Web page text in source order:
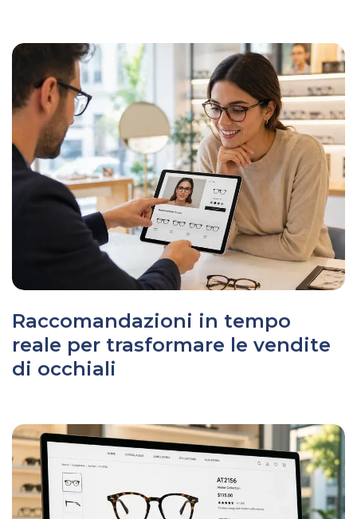
Raccomandazioni in tempo
reale per trasformare le vendite
di occhiali